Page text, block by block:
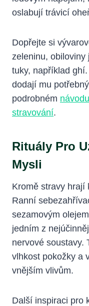
oslabují trávicí
Dopřejte si
zeleninu,
tuky, například
dodají mu
podrobném
stravování.
Rituály Pro
Mysli
Kromě stravy hrají
Ranní
sezamovým
jedním z
nervové soustavy.
vlhkost pokožky a
vnějším vlivům.
Další inspiraci pro